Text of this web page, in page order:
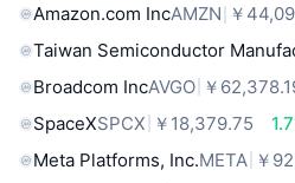
Amazon.com IncAMZN ￥
Taiwan Semiconductor
Broadcom IncAVGO ￥
SpaceXSPCX ￥18,379.75
Meta Platforms, Inc.META ￥